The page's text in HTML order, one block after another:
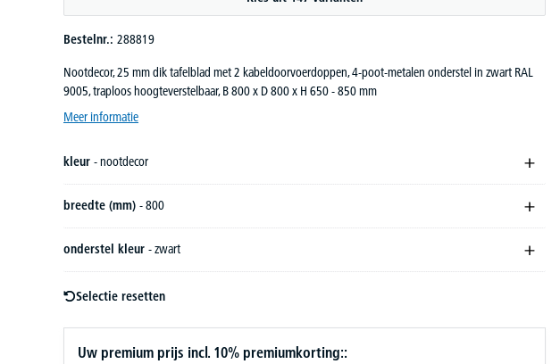
Bestelnr.: 288819
Nootdecor, 25 mm dik tafelblad met 2 kabeldoorvoerdoppen, 4-poot-metalen onderstel in zwart RAL
9005, traploos hoogteverstelbaar, B 800 x D 800 x H 650 - 850 mm
Meer informatie
kleur - nootdecor
breedte (mm) - 800
onderstel kleur - zwart
Selectie resetten
Uw premium prijs incl. 10% premiumkorting::